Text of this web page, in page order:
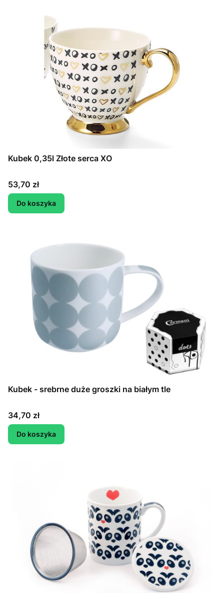
Kubek 0,35l Złote serca XO
Cena
53,70 zł
Do koszyka
Kubek - srebrne duże groszki na białym tle
Cena
34,70 zł
Do koszyka